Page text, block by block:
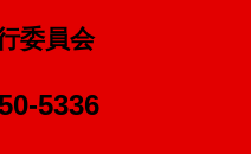
委員会
5336